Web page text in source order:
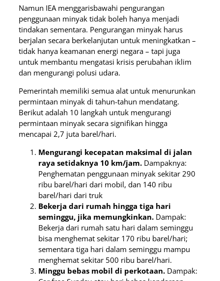
Namun IEA menggarisbawahi pengurangan
penggunaan minyak tidak boleh hanya menjadi
tindakan sementara. Pengurangan minyak harus
berjalan secara berkelanjutan untuk meningkatkan –
tidak hanya keamanan energi negara – tapi juga
untuk membantu mengatasi krisis perubahan iklim
dan mengurangi polusi udara.
Pemerintah memiliki semua alat untuk menurunkan
permintaan minyak di tahun-tahun mendatang.
Berikut adalah 10 langkah untuk mengurangi
permintaan minyak secara signifikan hingga
mencapai 2,7 juta barel/hari.
Mengurangi kecepatan maksimal di jalan
raya setidaknya 10 km/jam. Dampaknya:
Penghematan penggunaan minyak sekitar 290
ribu barel/hari dari mobil, dan 140 ribu
barel/hari dari truk
Bekerja dari rumah hingga tiga hari
seminggu, jika memungkinkan. Dampak:
Bekerja dari rumah satu hari dalam seminggu
bisa menghemat sekitar 170 ribu barel/hari;
sementara tiga hari dalam seminggu mampu
menghemat sekitar 500 ribu barel/hari.
Minggu bebas mobil di perkotaan. Dampak: